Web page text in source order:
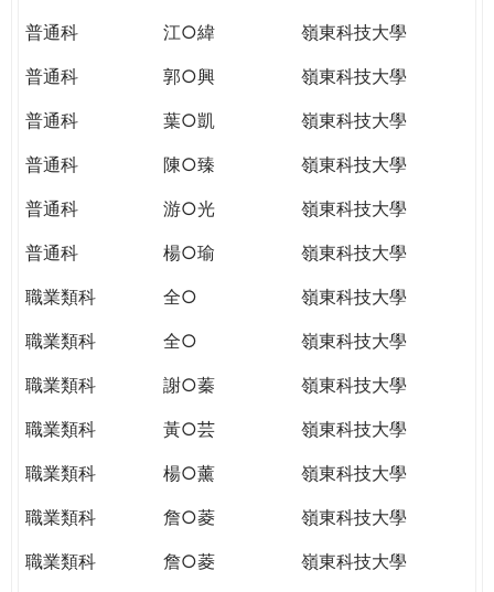
普通科
江○緯
嶺東科技大學
普通科
郭○興
嶺東科技大學
普通科
葉○凱
嶺東科技大學
普通科
陳○臻
嶺東科技大學
普通科
游○光
嶺東科技大學
普通科
楊○瑜
嶺東科技大學
職業類科
全○
嶺東科技大學
職業類科
全○
嶺東科技大學
職業類科
謝○蓁
嶺東科技大學
職業類科
黃○芸
嶺東科技大學
職業類科
楊○薰
嶺東科技大學
職業類科
詹○菱
嶺東科技大學
職業類科
詹○菱
嶺東科技大學